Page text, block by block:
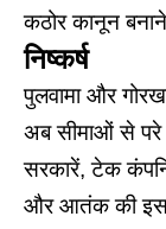
कठोर कानून
निष्कर्ष
पुलवामाऔर
अब सीमाओं से
सरकारें, टेक
और आतंक की इस